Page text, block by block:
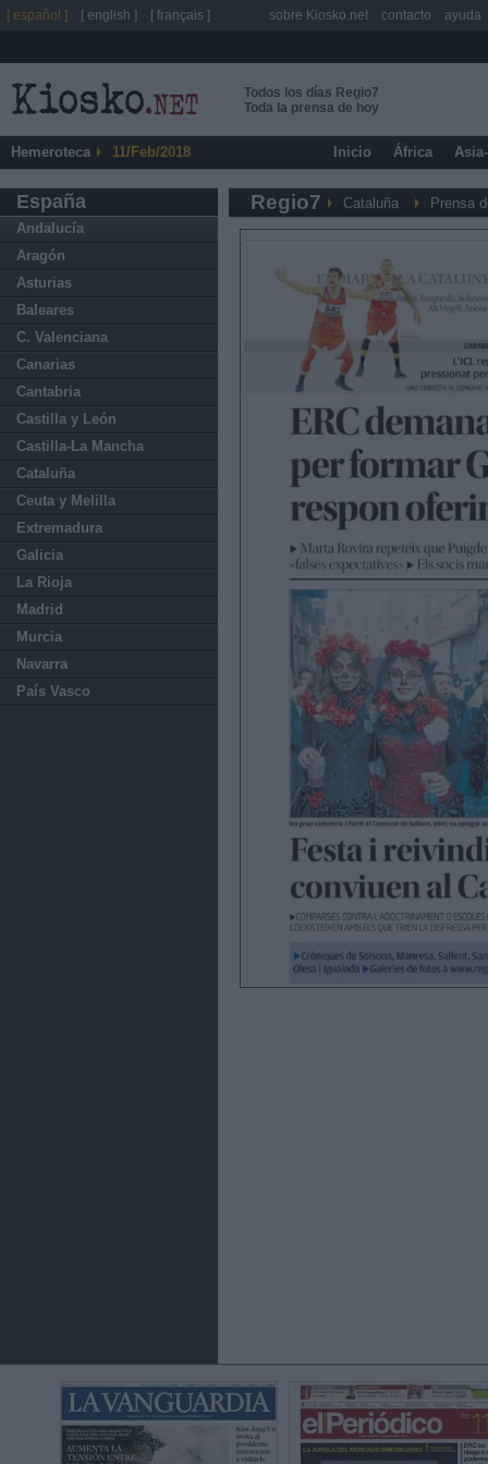
Todos los días Regio7
Toda la prensa de hoy
Hemeroteca 11/Feb/2018 Inicio África
España
Andalucía
Aragón
Asturias
Baleares
C. Valenciana
Canarias
Cantabria
Castilla y León
Castilla-La Mancha
Cataluña
Ceuta y Melilla
Extremadura
Galicia
La Rioja
Madrid
Murcia
Navarra
País Vasco
Regio7 Cataluña Prensa
[ español ] [ english ] [ français ] sobre Kiosko.net contacto ayuda